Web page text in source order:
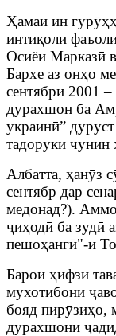
Ҳамаи ин
интиқоли
Осиёи Марказӣ
Бархе аз онҳо
сентябри 2001 –
дурахшон ба
украинӣ”
тадоруки чунин
Албатта, ҳанӯз
сентябр дар
медонад?). Аммо
ҷиҳодӣ ба зудӣ
пешоҳангӣ"-и
Барои ҳифзи
мухотибони
бояд пирӯзиҳо,
дурахшони